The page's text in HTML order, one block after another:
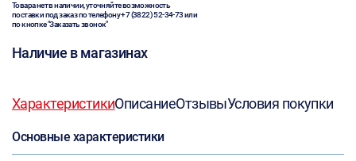
Товара нет в наличии, уточняйте возможность
поставки под заказ по телефону+7 (3822) 52-34-73или
по кнопке "Заказать звонок"
Наличие в магазинах
ХарактеристикиОписаниеОтзывыУсловия покупки
Основные характеристики